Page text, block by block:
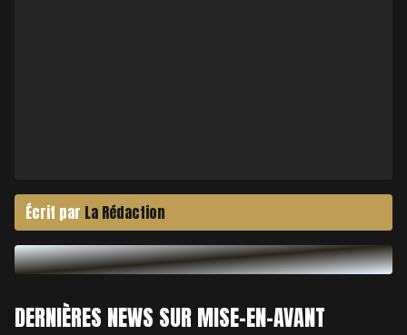
Écrit par La Rédaction
DERNIÈRES NEWS SUR MISE-EN-AVANT